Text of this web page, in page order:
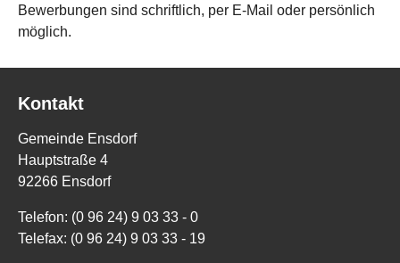
Bewerbungen sind schriftlich, per E-Mail oder persönlich
möglich.
Kontakt
Gemeinde Ensdorf
Hauptstraße 4
92266 Ensdorf
Telefon: (0 96 24) 9 03 33 - 0
Telefax: (0 96 24) 9 03 33 - 19